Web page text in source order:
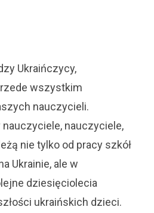
Ukraińczycy,
wszystkim
nauczycieli.
nauczyciele,
nie tylko od pracy szkół
Ukrainie, ale w
dziesięciolecia
ukraińskich dzieci.